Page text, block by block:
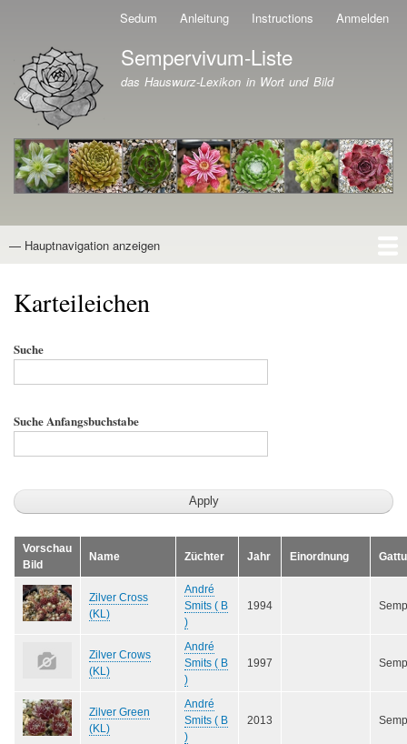
Direkt
zum
Inhalt
Sedum Anleitung Instructions Anmelden
Branding der Website
Sempervivum-Liste
das Hauswurz-Lexikon in Wort und Bild
Hauptnavigation
— Hauptnavigation anzeigen
Karteileichen
Suche
Suche Anfangsbuchstabe
Vorschau
Bild
Name Züchter Jahr Einordnung
Zilver Cross
(KL)
André
Smits ( B
)
1994
Zilver Crows
(KL)
André
Smits ( B
)
1997
Zilver Green
(KL)
André
Smits ( B
)
2013